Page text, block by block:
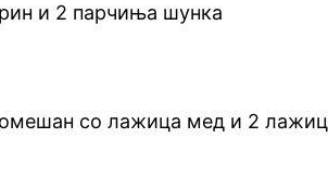
и 2 парчиња шунка
со лажица мед и 2